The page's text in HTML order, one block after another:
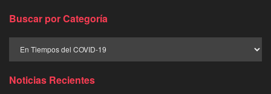
Buscar por Categoría
por
Noticias Recientes